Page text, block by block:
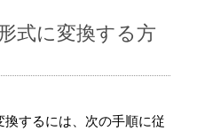
式に変換する方
するには、次の手順に従